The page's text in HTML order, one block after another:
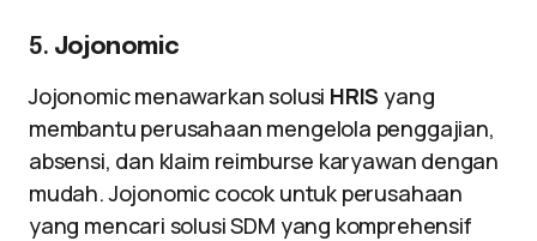
5. Jojonomic
Jojonomic menawarkan solusi HRIS yang
membantu perusahaan mengelola penggajian,
absensi, dan klaim reimburse karyawan dengan
mudah. Jojonomic cocok untuk perusahaan
yang mencari solusi SDM yang komprehensif